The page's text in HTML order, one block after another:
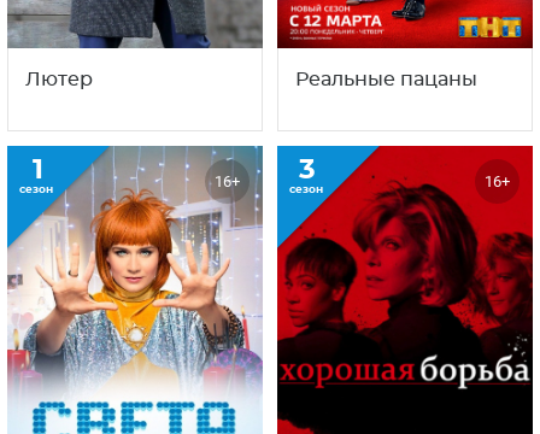
Лютер Реальные пацаны
1
сезон 16+ 3
сезон 16+